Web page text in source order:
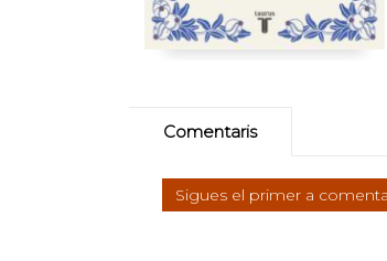
Comentaris
Sigues el primer a